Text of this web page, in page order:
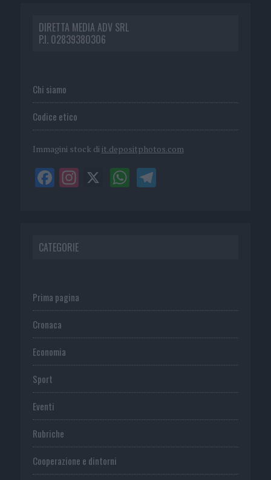
DIRETTA MEDIA ADV SRL
P.I. 02839380306
Chi siamo
Codice etico
Immagini stock di it.depositphotos.com
CATEGORIE
Prima pagina
Cronaca
Economia
Sport
Eventi
Rubriche
Cooperazione e dintorni